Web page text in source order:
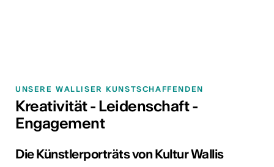
UNSERE WALLISER KUNSTSCHAFFENDEN
Kreativität - Leidenschaft -
Engagement
Die Künstlerporträts von Kultur Wallis